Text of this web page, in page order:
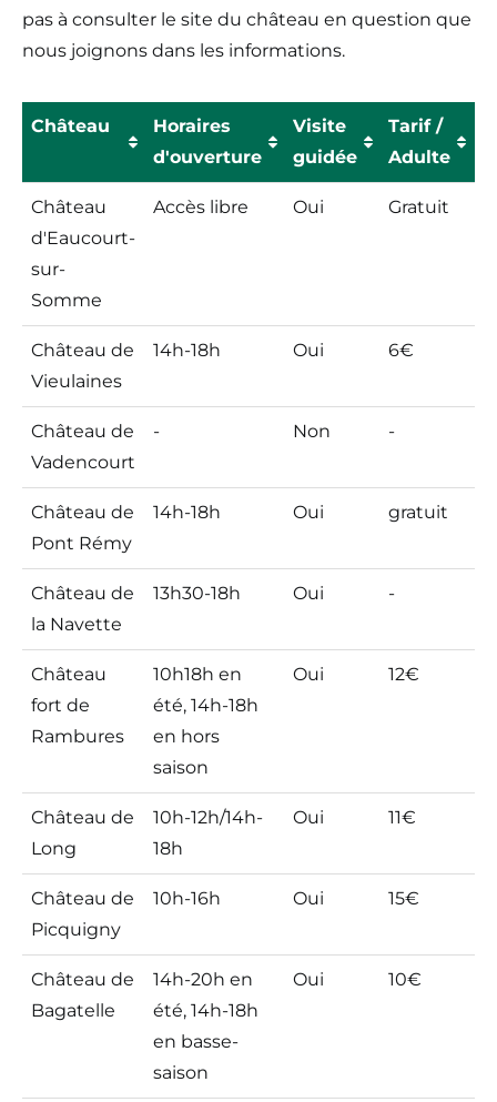
pas à consulter le site du château en question que
nous joignons dans les informations.
Château
Horaires
d'ouverture
Visite
guidée
Tarif /
Adulte
Château
Horaires
Visite
Tarif /
Château
d'Eaucourt-
sur-
Somme
Accès libre Oui Gratuit
Château de
Vieulaines
14h-18h Oui 6€
Château de
Vadencourt
- Non -
Château de
Pont Rémy
14h-18h Oui gratuit
Château de
la Navette
13h30-18h Oui -
Château
fort de
Rambures
10h18h en
été, 14h-18h
en hors
saison
Oui 12€
Château de
Long
10h-12h/14h-
18h
Oui 11€
Château de
Picquigny
10h-16h Oui 15€
Château de
Bagatelle
14h-20h en
été, 14h-18h
en basse-
saison
Oui 10€